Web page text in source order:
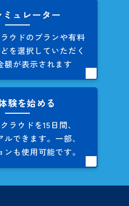
ュレーター
ウドのプランや有料
を選択していただく
額が表示されます
験を始める
ラウドを15日間、
できます。 一部、
ンも使用可能です。